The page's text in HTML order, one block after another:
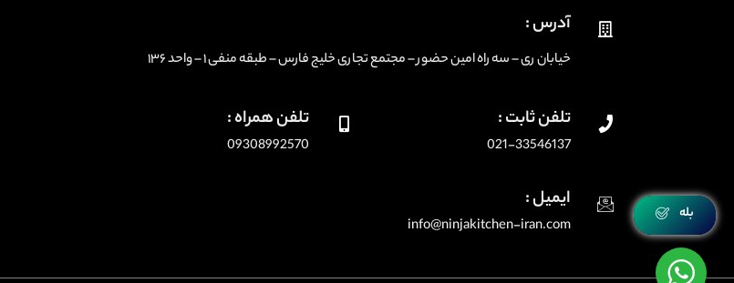
آدرس :
خیابان ری – سه راه امین حضور – مجتمع تجاری خلیج فارس – طبقه منفی ۱ – واحد ۱۳۶
تلفن ثابت :
021-33546137
تلفن همراه :
09308992570
ایمیل :
info@ninjakitchen-iran.com
بله